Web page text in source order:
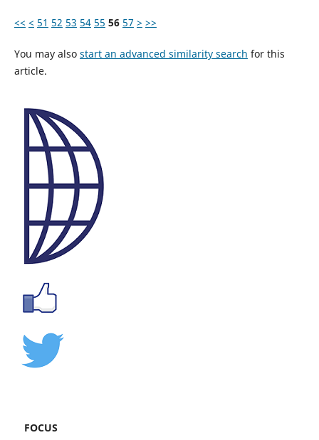
<< < 51 52 53 54 55 56 57 > >>
You may also start an advanced similarity search for this
article.
FOCUS